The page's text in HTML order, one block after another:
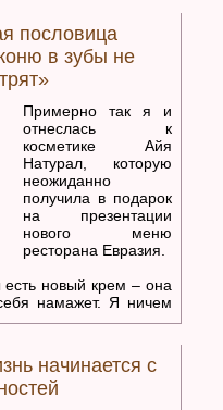
пословица
в зубы не
Примерно так я и
отнеслась к
косметике Айя
Натурал, которую
неожиданно
получила в подарок
на презентации
нового меню
ресторана Евразия.
новый крем – она
намажет. Я ничем
поэтому, не дожидаясь
начинается с